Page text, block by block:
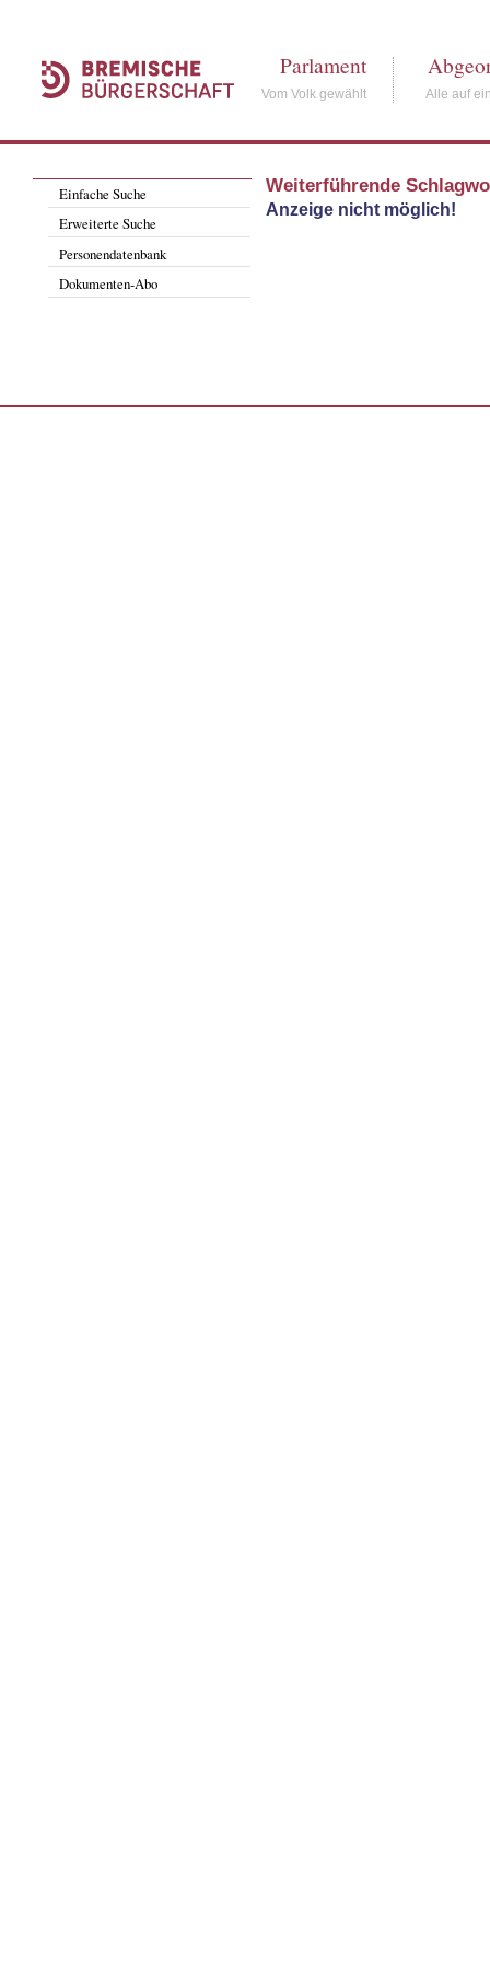
Parlament
Vom Volk gewählt Alle auf
Einfache Suche
Erweiterte Suche
Personendatenbank
Dokumenten-Abo
Weiterführende
Anzeige nicht möglich!